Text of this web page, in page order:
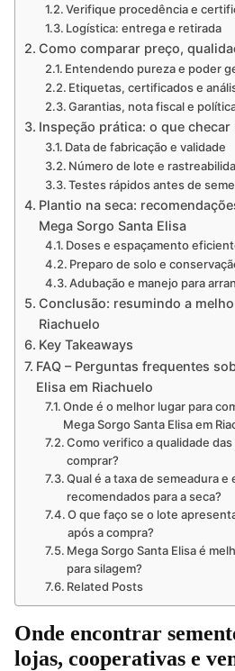
Verifique procedência e
Logística: entrega e retirada
Como comparar preço,
Entendendo pureza e poder
Etiquetas, certificados e
Garantias, nota fiscal e
Inspeção prática: o que
Data de fabricação e validade
Número de lote e
Testes rápidos antes de
Plantio na seca:
Mega Sorgo Santa Elisa
Doses e espaçamento
Preparo de solo e
Adubação e manejo para
Conclusão: resumindo a
Riachuelo
Key Takeaways
FAQ – Perguntas frequentes
Elisa em Riachuelo
Onde é o melhor lugar para
Mega Sorgo Santa Elisa em
Como verifico a qualidade
comprar?
Qual é a taxa de semeadura e
recomendados para a seca?
O que faço se o lote
após a compra?
Mega Sorgo Santa Elisa é
para silagem?
Related Posts
Onde encontrar
lojas, cooperativas e